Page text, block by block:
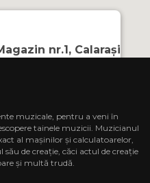
nr.1, Calarași
MD-
muzicale, pentru a veni în
tainele muzicii. Muzicianul
al mașinilor și calculatoarelor,
de creație, căci actul de creație
și multă trudă.